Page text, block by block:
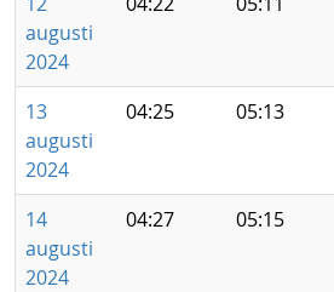
augusti
2024
13
augusti
2024
04:25 05:13
14
augusti
2024
04:27 05:15